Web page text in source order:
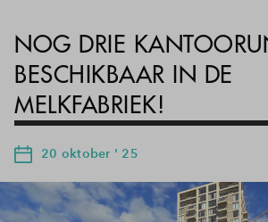
NOG DRIE
BESCHIKBAAR IN DE
MELKFABRIEK!
20 oktober ' 25